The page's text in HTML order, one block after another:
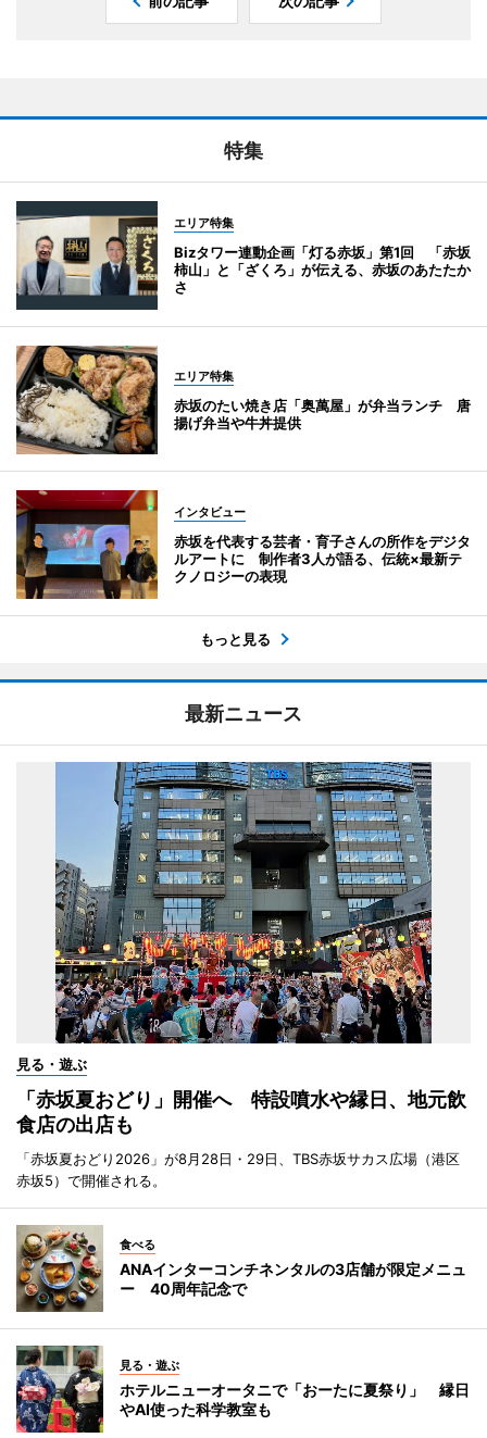
特集
エリア特集
Bizタワー連動企画「灯る赤坂」第1回 「赤坂
柿山」と「ざくろ」が伝える、赤坂のあたたか
さ
エリア特集
赤坂のたい焼き店「奥萬屋」が弁当ランチ 唐
揚げ弁当や牛丼提供
インタビュー
赤坂を代表する芸者・育子さんの所作をデジタ
ルアートに 制作者3人が語る、伝統×最新テ
クノロジーの表現
もっと見る
最新ニュース
見る・遊ぶ
「赤坂夏おどり」開催へ 特設噴水や縁日、地元飲
食店の出店も
「赤坂夏おどり2026」が8月28日・29日、TBS赤坂サカス広場（港区
赤坂5）で開催される。
食べる
ANAインターコンチネンタルの3店舗が限定メニュ
ー 40周年記念で
見る・遊ぶ
ホテルニューオータニで「おーたに夏祭り」 縁日
やAI使った科学教室も